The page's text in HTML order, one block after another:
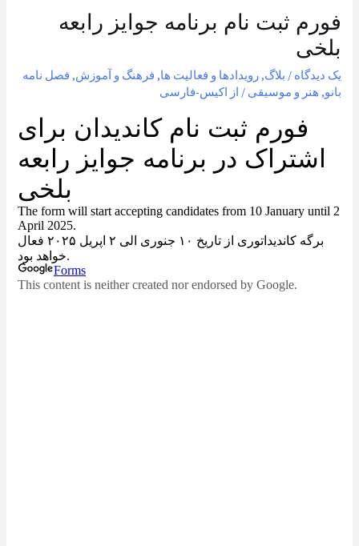
فورم ثبت نام برنامه جوایز رابعه
بلخی
یک دیدگاه / بلاگ,رویدادها و فعالیت ها, فرهنگ و آموزش, فصل نامه
بانو, هنر و موسیقی / از اکیس-فارسی